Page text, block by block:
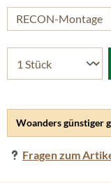
Woanders günstiger
Fragen zum
RECON-Montage